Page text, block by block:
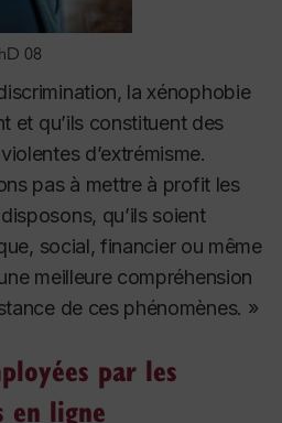
08
la xénophobie
et qu’ils constituent des
d’extrémisme.
pas à mettre à profit les
qu’ils soient
social, financier ou même
meilleure compréhension
de ces phénomènes. »
par les
en ligne